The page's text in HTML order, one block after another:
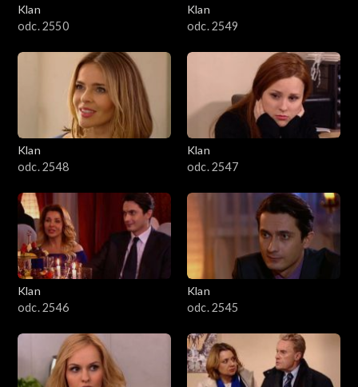
Klan
odc. 2550
Klan
odc. 2549
Klan
odc. 2548
Klan
odc. 2547
Klan
odc. 2546
Klan
odc. 2545